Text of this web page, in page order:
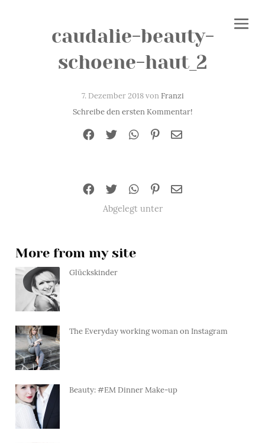
caudalie-beauty-
schoene-haut_2
7. Dezember 2018 vonFranzi
Schreibe den ersten Kommentar!
Abgelegt unter
More from my site
Glückskinder
The Everyday working woman on Instagram
Beauty: #EM Dinner Make-up